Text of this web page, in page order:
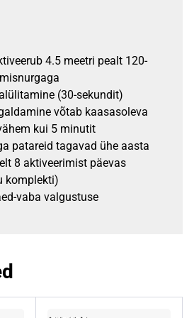
4.5 meetri pealt 120-
(30-sekundit)
võtab kaasasoleva
kui 5 minutit
patareid tagavad ühe aasta
8 aktiveerimist päevas
komplekti)
vaba valgustuse